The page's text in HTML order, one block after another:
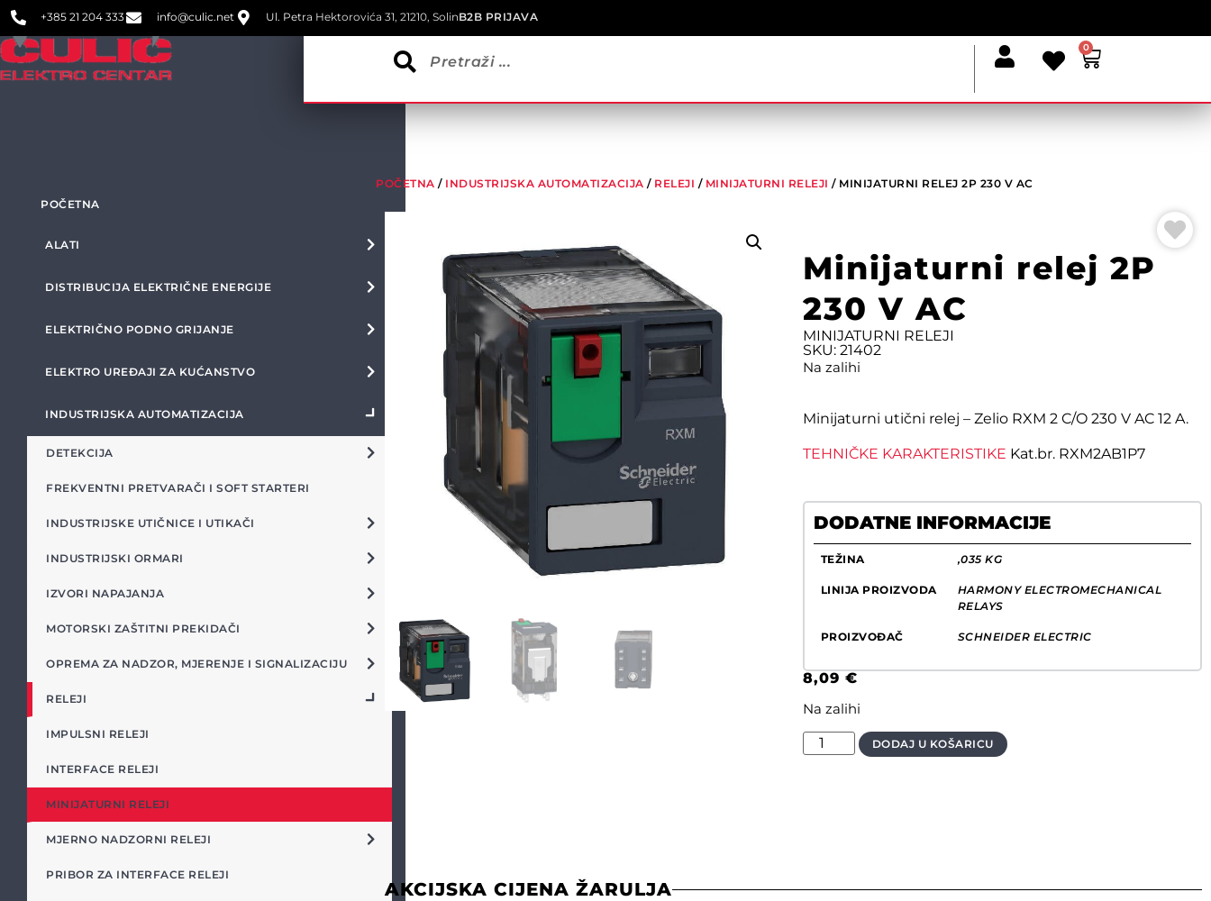
+385 21 204 333 info@culic.net Ul. Petra Hektorovića 31, 21210, SolinB2B PRIJAVA
0
POČETNA
ALATI
DISTRIBUCIJA ELEKTRIČNE ENERGIJE
ELEKTRIČNO PODNO GRIJANJE
ELEKTRO UREĐAJI ZA KUĆANSTVO
INDUSTRIJSKA AUTOMATIZACIJA
DETEKCIJA
FREKVENTNI PRETVARAČI I SOFT STARTERI
INDUSTRIJSKE UTIČNICE I UTIKAČI
INDUSTRIJSKI ORMARI
IZVORI NAPAJANJA
MOTORSKI ZAŠTITNI PREKIDAČI
OPREMA ZA NADZOR, MJERENJE I SIGNALIZACIJU
RELEJI
IMPULSNI RELEJI
INTERFACE RELEJI
MINIJATURNI RELEJI
MJERNO NADZORNI RELEJI
PRIBOR ZA INTERFACE RELEJI
POČETNA / INDUSTRIJSKA AUTOMATIZACIJA / RELEJI / MINIJATURNI RELEJI / MINIJATURNI RELEJ 2P 230 V AC
Minijaturni relej 2P
230 V AC
MINIJATURNI RELEJI
SKU: 21402
Na zalihi
Minijaturni utični relej – Zelio RXM 2 C/O 230 V AC 12 A.
TEHNIČKE KARAKTERISTIKE Kat.br. RXM2AB1P7
DODATNE INFORMACIJE
TEŽINA ,035 KG
LINIJA PROIZVODA
HARMONY ELECTROMECHANICAL
RELAYS
PROIZVOĐAČ SCHNEIDER ELECTRIC
8,09 €
Na zalihi
DODAJ U KOŠARICU
AKCIJSKA CIJENA ŽARULJA